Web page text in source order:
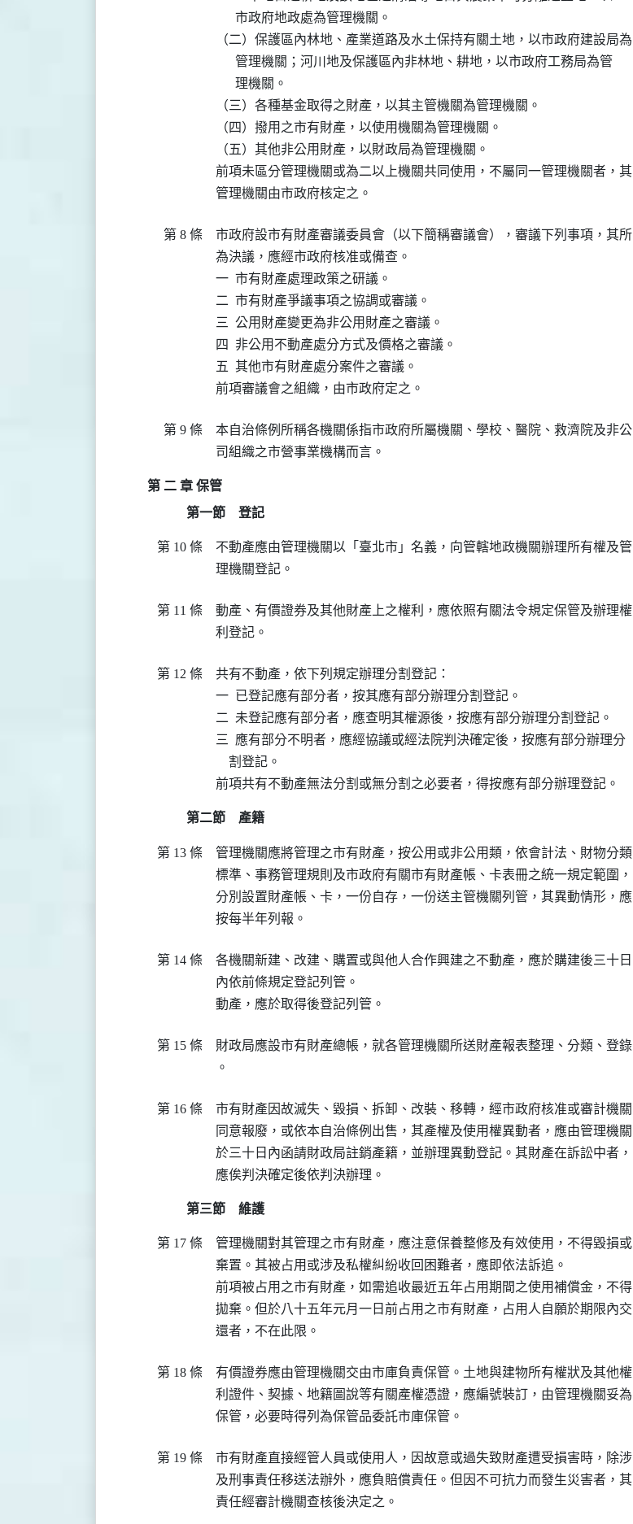
      市政府地政處為管理機關。
（二）保護區內林地、產業道路及水土保持有關土地，以市政府建設局為
      管理機關；河川地及保護區內非林地、耕地，以市政府工務局為管
      理機關。
（三）各種基金取得之財產，以其主管機關為管理機關。
（四）撥用之市有財產，以使用機關為管理機關。
（五）其他非公用財產，以財政局為管理機關。
前項未區分管理機關或為二以上機關共同使用，不屬同一管理機關者，其
管理機關由市政府核定之。
第 8 條
市政府設市有財產審議委員會（以下簡稱審議會），審議下列事項，其所
為決議，應經市政府核准或備查。
一  市有財產處理政策之研議。
二  市有財產爭議事項之協調或審議。
三  公用財產變更為非公用財產之審議。
四  非公用不動產處分方式及價格之審議。
五  其他市有財產處分案件之審議。
前項審議會之組織，由市政府定之。
第 9 條
本自治條例所稱各機關係指市政府所屬機關、學校、醫院、救濟院及非公
第 二 章 保管
第一節 登記
第 10 條
不動產應由管理機關以「臺北市」名義，向管轄地政機關辦理所有權及管
第 11 條
動產、有價證券及其他財產上之權利，應依照有關法令規定保管及辦理權
第 12 條
共有不動產，依下列規定辦理分割登記：
一  已登記應有部分者，按其應有部分辦理分割登記。
二  未登記應有部分者，應查明其權源後，按應有部分辦理分割登記。
三  應有部分不明者，應經協議或經法院判決確定後，按應有部分辦理分
    割登記。
前項共有不動產無法分割或無分割之必要者，得按應有部分辦理登記。
第二節 產籍
第 13 條
管理機關應將管理之市有財產，按公用或非公用類，依會計法、財物分類
標準、事務管理規則及市政府有關市有財產帳、卡表冊之統一規定範圍，
分別設置財產帳、卡，一份自存，一份送主管機關列管，其異動情形，應
第 14 條
各機關新建、改建、購置或與他人合作興建之不動產，應於購建後三十日
內依前條規定登記列管。
第 15 條
財政局應設市有財產總帳，就各管理機關所送財產報表整理、分類、登錄
第 16 條
市有財產因故滅失、毀損、拆卸、改裝、移轉，經市政府核准或審計機關
同意報廢，或依本自治條例出售，其產權及使用權異動者，應由管理機關
於三十日內函請財政局註銷產籍，並辦理異動登記。其財產在訴訟中者，
第三節 維護
第 17 條
管理機關對其管理之市有財產，應注意保養整修及有效使用，不得毀損或
棄置。其被占用或涉及私權糾紛收回困難者，應即依法訴追。
前項被占用之市有財產，如需追收最近五年占用期間之使用補償金，不得
拋棄。但於八十五年元月一日前占用之市有財產，占用人自願於期限內交
第 18 條
有價證券應由管理機關交由市庫負責保管。土地與建物所有權狀及其他權
利證件、契據、地籍圖說等有關產權憑證，應編號裝訂，由管理機關妥為
第 19 條
市有財產直接經管人員或使用人，因故意或過失致財產遭受損害時，除涉
及刑事責任移送法辦外，應負賠償責任。但因不可抗力而發生災害者，其